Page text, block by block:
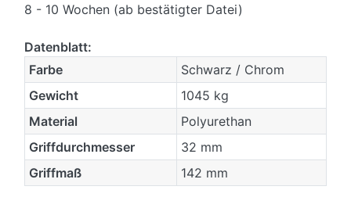
8 - 10 Wochen (ab bestätigter Datei)
Datenblatt:
Farbe
Schwarz / Chrom
Gewicht
1045 kg
Material
Polyurethan
Griffdurchmesser
32 mm
Griffmaß
142 mm